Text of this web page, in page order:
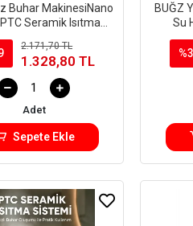
Buhar MakinesiNano
Seramik Isıtma
Teknolojili
2.171,70 TL
1.328,80 TL
Adet
Sepete Ekle
BUĞZ
Su